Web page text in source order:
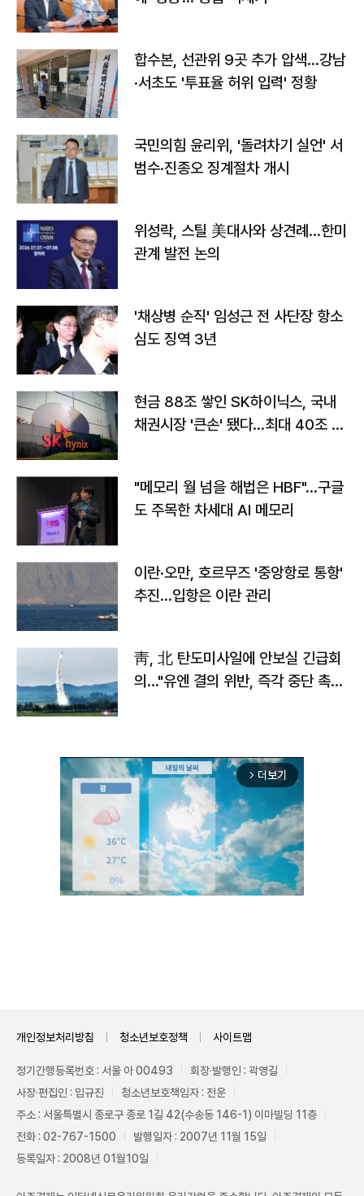
합수본, 선관위 9곳 추가 압색…강남
·서초도 '투표율 허위 입력' 정황
국민의힘 윤리위, '돌려차기 실언' 서
범수·진종오 징계절차 개시
위성락, 스틸 美대사와 상견례…한미
관계 발전 논의
'채상병 순직' 임성근 전 사단장 항소
심도 징역 3년
현금 88조 쌓인 SK하이닉스, 국내
채권시장 '큰손' 됐다…최대 40조 투
"메모리 월 넘을 해법은 HBF"…구글
도 주목한 차세대 AI 메모리
이란·오만, 호르무즈 '중앙항로 통항'
추진…입항은 이란 관리
靑, 北 탄도미사일에 안보실 긴급회
의…"유엔 결의 위반, 즉각 중단 촉
arrow_forward_ios 더보기
개인정보처리방침 청소년보호정책 사이트맵
정기간행등록번호 : 서울 아 00493
회장·발행인 : 곽영길
사장·편집인 : 임규진
청소년보호책임자 : 전운
주소 : 서울특별시 종로구 종로 1길 42(수송동 146-1) 이마빌딩 11층
전화 : 02-767-1500
발행일자 : 2007년 11월 15일
등록일자 : 2008년 01월10일